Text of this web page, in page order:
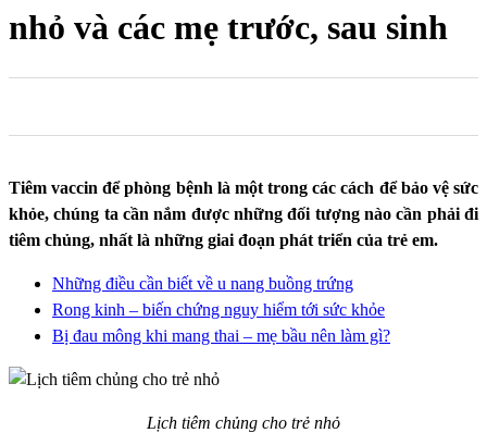
nhỏ và các mẹ trước, sau sinh
Tiêm vaccin để phòng bệnh là một trong các cách để bảo vệ sức
khỏe, chúng ta cần nắm được những đối tượng nào cần phải đi
tiêm chủng, nhất là những giai đoạn phát triển của trẻ em.
Những điều cần biết về u nang buồng trứng
Rong kinh – biến chứng nguy hiểm tới sức khỏe
Bị đau mông khi mang thai – mẹ bầu nên làm gì?
Lịch tiêm chủng cho trẻ nhỏ